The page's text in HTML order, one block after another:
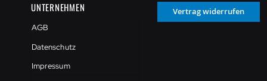
UNTERNEHMEN
AGB
Datenschutz
Impressum
Vertrag widerrufen